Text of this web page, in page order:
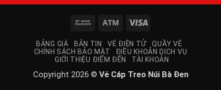
Bank
Atm Visa
BẢNG GIÁ BẢN TIN VÉ ĐIỆN TỬ
QUẦY VÉ
CHÍNH SÁCH BẢO MẬT
ĐIỀU KHOẢN DỊCH VỤ
GIỚI THIỆU ĐIỂM ĐẾN
TÀI KHOẢN
Copyright 2026 © Vé Cáp Treo Núi Bà Đen